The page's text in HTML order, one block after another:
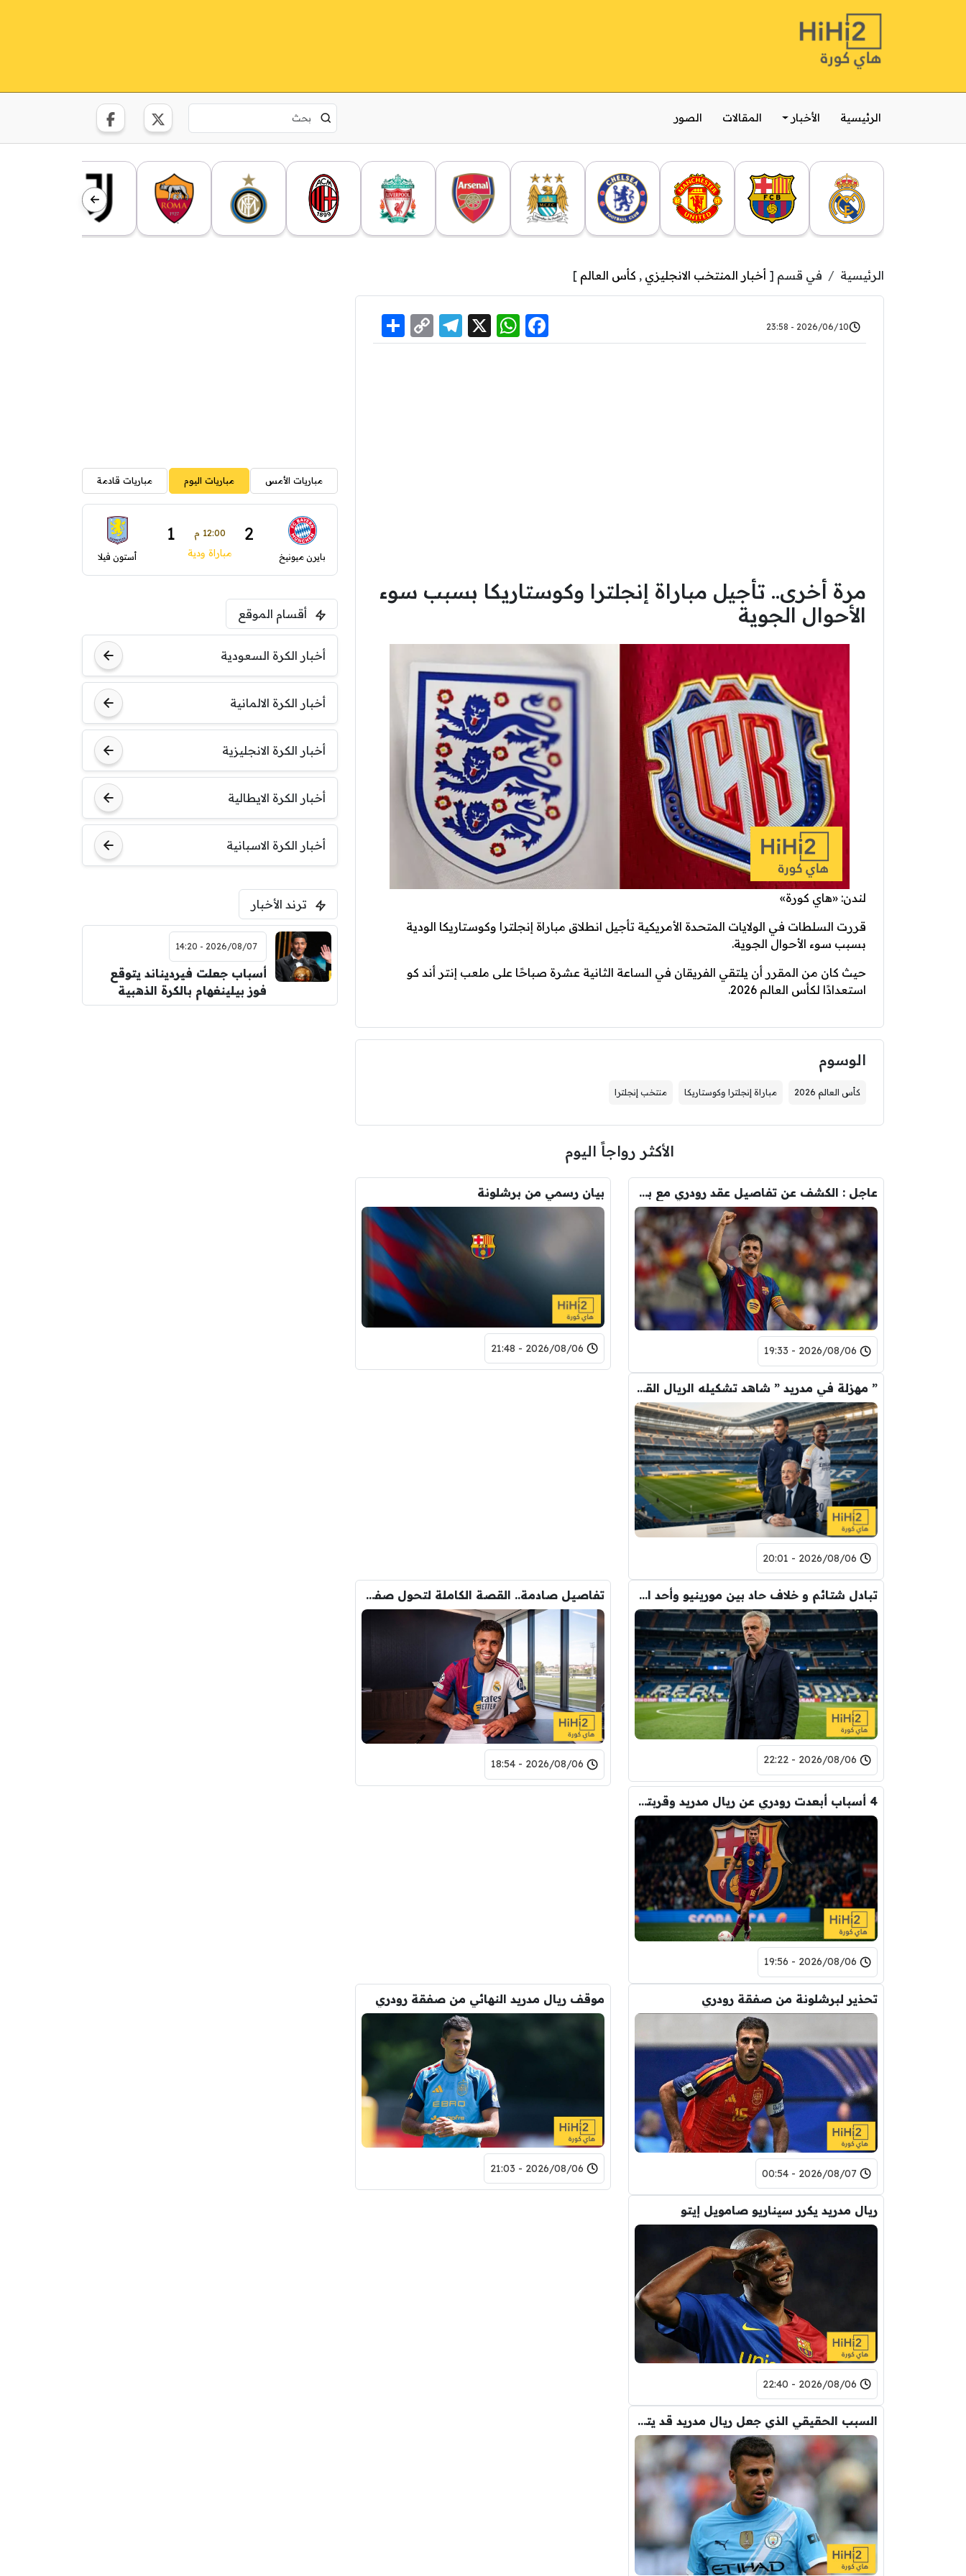
الرئيسية الأخبار المقالات الصور
الرئيسية في قسم [ أخبار المنتخب الانجليزي , كأس العالم ]
2026/06/10 - 23:58
Facebook
WhatsApp
X
Telegram
Copy
Link
مرة أخرى.. تأجيل مباراة إنجلترا وكوستاريكا بسبب سوء
الأحوال الجوية
لندن: «هاي كورة»
قررت السلطات في الولايات المتحدة الأمريكية تأجيل انطلاق مباراة إنجلترا وكوستاريكا الودية
بسبب سوء الأحوال الجوية.
حيث كان من المقرر أن يلتقي الفريقان في الساعة الثانية عشرة صباحًا على ملعب إنتر أند كو
استعدادًا لكأس العالم 2026.
الوسوم
كأس العالم 2026 مباراة إنجلترا وكوستاريكا منتخب إنجلترا
الأكثر رواجاً اليوم
عاجل : الكشف عن تفاصيل عقد رودري مع برشلونة.. قيمة الصفقة والراتب
2026/08/06 - 19:33
بيان رسمي من برشلونة
2026/08/06 - 21:48
” مهزلة في مدريد ” شاهد تشكيله الريال القادمه لاكتساح المركز الثاني
2026/08/06 - 20:01
تبادل شتائم و خلاف حاد بين مورينيو وأحد افراد ادارة ريال مدريد بعد انهيار صفقة رودري
2026/08/06 - 22:22
تفاصيل صادمة.. القصة الكاملة لتحول صفقة رودري من ريال مدريد الى برشلونة
2026/08/06 - 18:54
4 أسباب أبعدت رودري عن ريال مدريد وقربته من برشلونة
2026/08/06 - 19:56
تحذير لبرشلونة من صفقة رودري
2026/08/07 - 00:54
موقف ريال مدريد النهائي من صفقة رودري
2026/08/06 - 21:03
ريال مدريد يكرر سيناريو صامويل إيتو
2026/08/06 - 22:40
السبب الحقيقي الذي جعل ريال مدريد قد يتنازل لبرشلونة عن رودري
مباريات الأمس مباريات اليوم مباريات قادمة
بايرن ميونيخ
2 12:00 م 1
مباراة ودية أستون فيلا
أقسام الموقع
أخبار الكرة السعودية
أخبار الكرة الالمانية
أخبار الكرة الانجليزية
أخبار الكرة الايطالية
أخبار الكرة الاسبانية
ترند الأخبار
2026/08/07 - 14:20
أسباب جعلت فيرديناند يتوقع
فوز بيلينغهام بالكرة الذهبية